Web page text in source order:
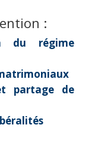
:
du régime
partage de